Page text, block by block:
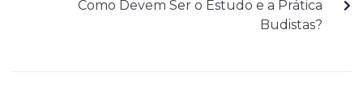
Como Devem Ser o Estudo e a Prática
Budistas?